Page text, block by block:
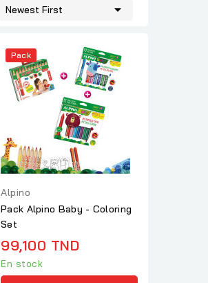
Newest First 
Pack
Alpino
Pack Alpino Baby - Coloring
Set
99,100 TND
En stock